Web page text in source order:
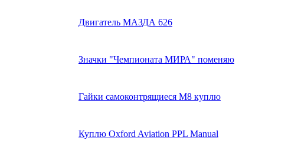
Двигатель МАЗДА 626
Значки "Чемпионата МИРА" поменяю
Гайки самоконтрящиеся М8 куплю
Куплю Oxford Aviation PPL Manual